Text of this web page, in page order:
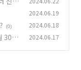
2024.06.19
(0) 2024.06.18
30만
2024.06.17